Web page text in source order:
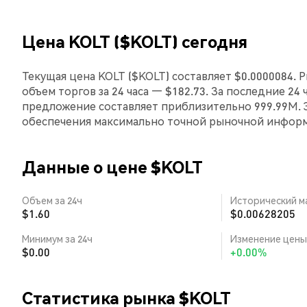
Цена KOLT ($KOLT) сегодня
Текущая цена KOLT ($KOLT) составляет
объем торгов за 24 часа — $182.73. За последние 24
предложение составляет приблизительно
обеспечения максимально точной рыночной
Данные о цене $KOLT
Объем за 24ч
$1.60
Исторический
$0.00628205
Минимум за 24ч
$0.00
Изменение цены
+0.00%
Статистика рынка $KOLT